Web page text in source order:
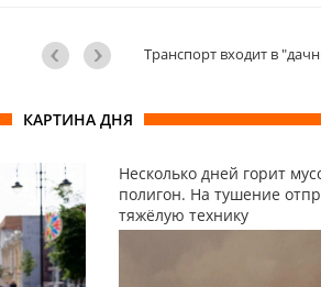
Транспорт входит в
КАРТИНА ДНЯ
Несколько дней горит
полигон. На тушение
тяжёлую технику